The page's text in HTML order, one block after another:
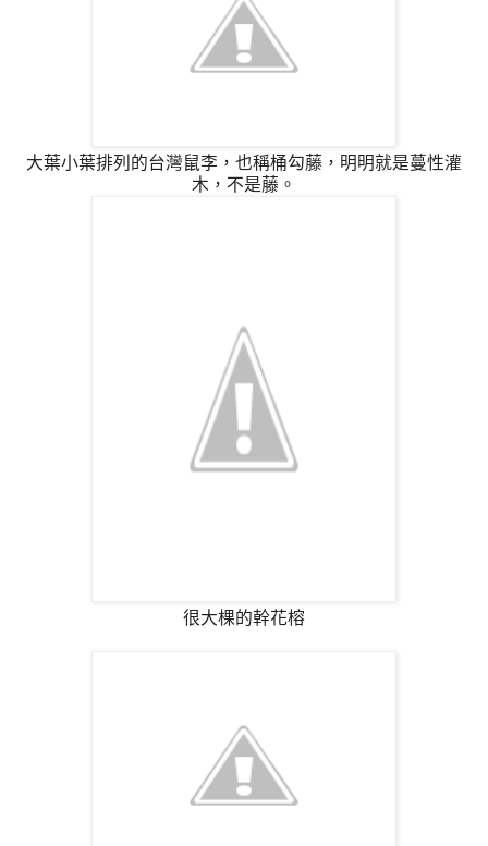
大葉小葉排列的台灣鼠李，也稱桶勾藤，明明就是蔓性灌
木，不是藤。
很大棵的幹花榕